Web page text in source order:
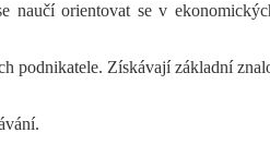
naučí orientovat se v
podnikatele. Získávají základní